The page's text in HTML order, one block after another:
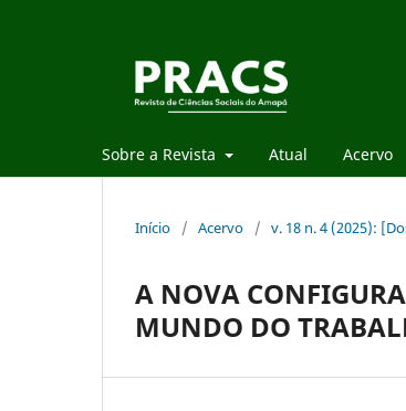
Sobre a Revista Atual Acervo
Início / Acervo / v. 18 n. 4 (2025):
A NOVA
MUNDO DO